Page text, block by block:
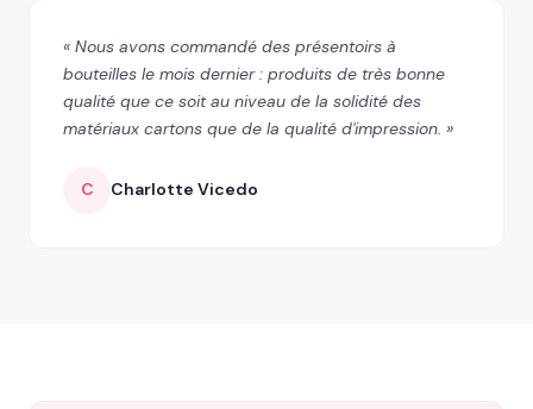
« Nous avons commandé des présentoirs à
bouteilles le mois dernier : produits de très bonne
qualité que ce soit au niveau de la solidité des
matériaux cartons que de la qualité d'impression. »
C Charlotte Vicedo